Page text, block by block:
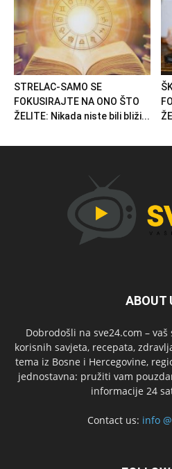
STRELAC-SAMO SE
FOKUSIRAJTE NA ONO ŠTO
ŽELITE: Nikada niste bili bliži...
ABOUT
Dobrodošli na sve24.com –
korisnih savjeta, recepata,
tema iz Bosne i Hercegovine,
jednostavna: pružiti vam
informacije 24
Contact us: info